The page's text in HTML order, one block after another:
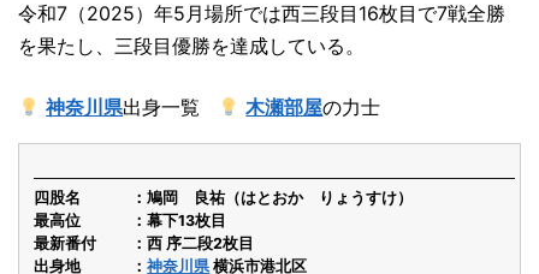
令和7（2025）年5月場所では西三段目16枚目で7戦全勝
を果たし、三段目優勝を達成している。
神奈川県出身一覧 木瀬部屋の力士
四股名
鳩岡 良祐（はとおか りょうすけ）
最高位
幕下13枚目
最新番付
西 序二段2枚目
出身地
神奈川県 横浜市港北区